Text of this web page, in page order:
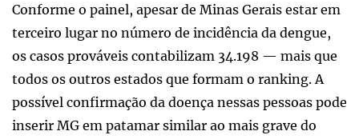
Conforme o painel, apesar de Minas Gerais estar em
terceiro lugar no número de incidência da dengue,
os casos prováveis contabilizam 34.198 — mais que
todos os outros estados que formam o ranking. A
possível confirmação da doença nessas pessoas pode
inserir MG em patamar similar ao mais grave do